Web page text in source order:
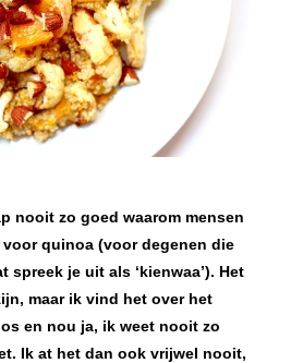
nooit zo goed waarom mensen
quinoa (voor degenen die
spreek je uit als ‘kienwaa’). Het
maar ik vind het over het
en nou ja, ik weet nooit zo
Ik at het dan ook vrijwel nooit,